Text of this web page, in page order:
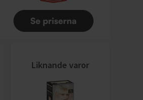
Liknande varor